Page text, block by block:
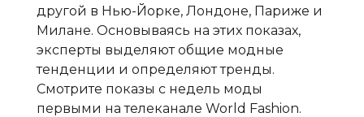
другой в Нью-Йорке, Лондоне, Париже и
Милане. Основываясь на этих показах,
эксперты выделяют общие модные
тенденции и определяют тренды.
Смотрите показы с недель моды
первыми на телеканале World Fashion.